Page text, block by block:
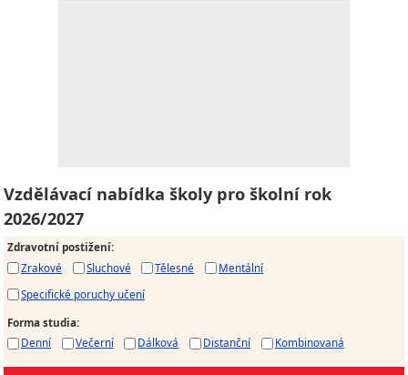
Vzdělávací nabídka školy pro školní rok
2026/2027
Zdravotní postižení:
Zrakové
Sluchové Tělesné
Mentální
Specifické poruchy učení
Forma studia:
Denní
Večerní Dálková Distanční Kombinovaná